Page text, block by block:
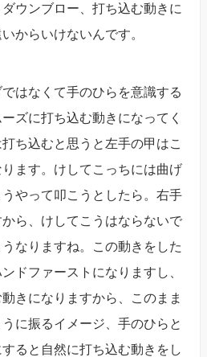
ウンブロー、打ち込む動きに
からいけないんです。
はなくて手のひらを意識する
ズに打ち込む動きになってく
ち込むと思うと左手の甲はこ
ます。けしてこっちには曲げ
やって叩こうとしたら。右手
ら、けしてこうはならないで
なりますね。この動きをした
ドファーストになりますし、
きになりますから、このまま
に振るイメージ、手のひらと
ると自然に打ち込む動きをし